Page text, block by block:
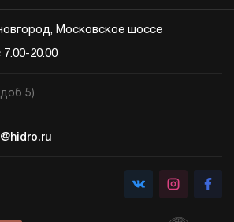
Московское шоссе
20.00
5)